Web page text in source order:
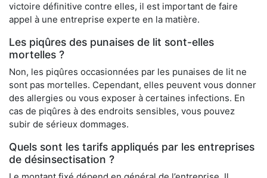
victoire définitive contre elles, il est important de faire
appel à une entreprise experte en la matière.
Les piqûres des punaises de lit sont-elles
mortelles ?
Non, les piqûres occasionnées par les punaises de lit ne
sont pas mortelles. Cependant, elles peuvent vous donner
des allergies ou vous exposer à certaines infections. En
cas de piqûres à des endroits sensibles, vous pouvez
subir de sérieux dommages.
Quels sont les tarifs appliqués par les entreprises
de désinsectisation ?